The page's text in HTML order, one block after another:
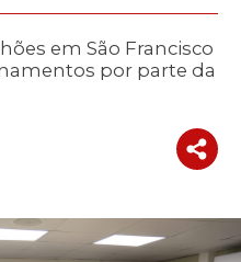
em São Francisco
por parte da